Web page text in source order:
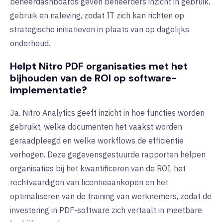
gebruik en naleving, zodat IT zich kan richten op
strategische initiatieven in plaats van op dagelijks
onderhoud.
Helpt Nitro PDF organisaties met het
bijhouden van de ROI op software-
implementatie?
Ja. Nitro Analytics geeft inzicht in hoe functies worden
gebruikt, welke documenten het vaakst worden
geraadpleegd en welke workflows de efficiëntie
verhogen. Deze gegevensgestuurde rapporten helpen
organisaties bij het kwantificeren van de ROI, het
rechtvaardigen van licentieaankopen en het
optimaliseren van de training van werknemers, zodat de
investering in PDF-software zich vertaalt in meetbare